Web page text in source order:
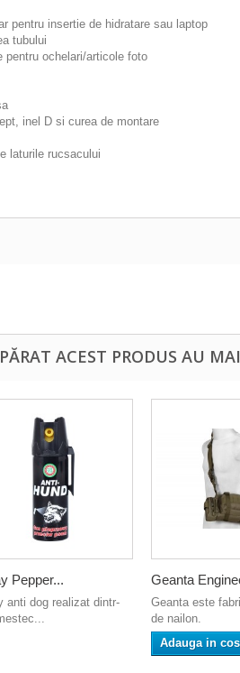
pentru insertie de hidratare sau laptop
tubului
pentru ochelari/articole foto
inel D si curea de montare
laturile rucsacului
ACEST PRODUS AU
Pepper...
anti dog realizat dintr-
Geanta
Geanta este
de nailon.
Adauga in cos